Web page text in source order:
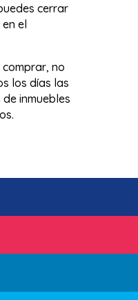
cerrar
el
no
los días las
inmuebles